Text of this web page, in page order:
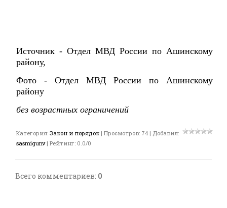
Источник - Отдел МВД России по Ашинскому
району,
Фото - Отдел МВД России по Ашинскому
району
без возрастных ограничений
Категория: Закон и порядок | Просмотров: 74 | Добавил:
sasmigunv | Рейтинг: 0.0/0
Всего комментариев: 0